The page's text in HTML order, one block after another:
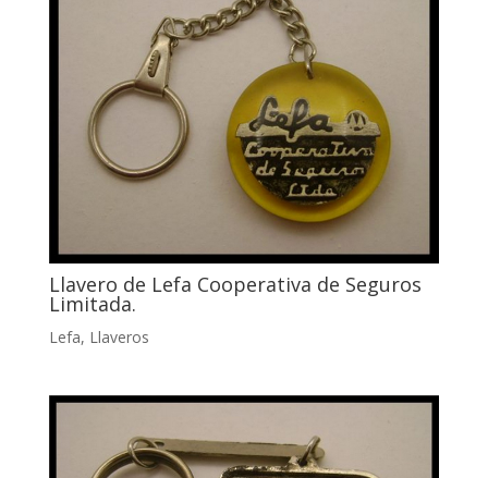
Llavero de Lefa Cooperativa de Seguros
Limitada.
Lefa, Llaveros